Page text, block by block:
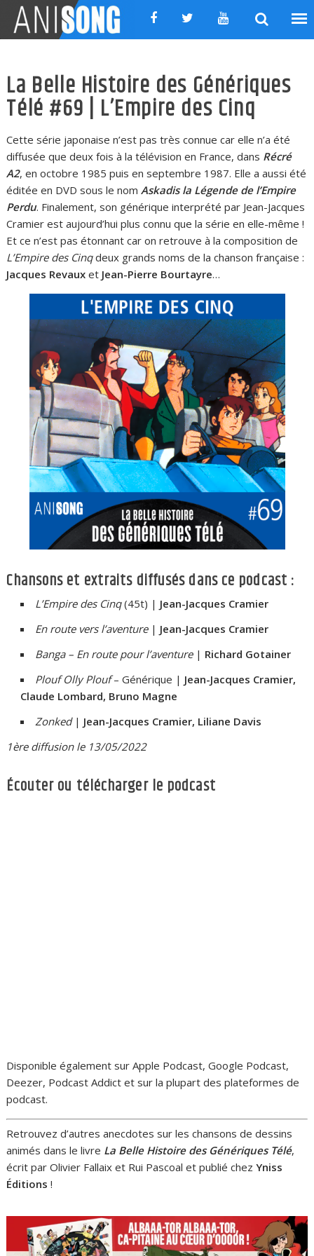
content
La Belle Histoire des Génériques
Télé #69 | L’Empire des Cinq
Cette série japonaise n’est pas très connue car elle n’a été
diffusée que deux fois à la télévision en France, dans Récré
A2, en octobre 1985 puis en septembre 1987. Elle a aussi été
éditée en DVD sous le nomAskadis la Légende de l’Empire
Perdu. Finalement, son générique interprété par Jean-Jacques
Cramier est aujourd’hui plus connu que la série en elle-même !
Et ce n’est pas étonnant car on retrouve à la composition de
L’Empire des Cinqdeux grands noms de la chanson française :
Jacques Revaux et Jean-Pierre Bourtayre…
Chansons et extraits diffusés dans ce podcast :
L’Empire des Cinq(45t) | Jean-Jacques Cramier
En route vers l’aventure| Jean-Jacques Cramier
Banga – En route pour l’aventure| Richard Gotainer
Plouf Olly Plouf– Générique | Jean-Jacques Cramier,
Claude Lombard, Bruno Magne
Zonked| Jean-Jacques Cramier, Liliane Davis
1ère diffusion le 13/05/2022
Écouter ou télécharger le podcast
Disponible également sur Apple Podcast, Google Podcast,
Deezer, Podcast Addict et sur la plupart des plateformes de
podcast.
Retrouvez d’autres anecdotes sur les chansons de dessins
animés dans le livre La Belle Histoire des Génériques Télé,
écrit par Olivier Fallaix et Rui Pascoal et publié chezYniss
Éditions !